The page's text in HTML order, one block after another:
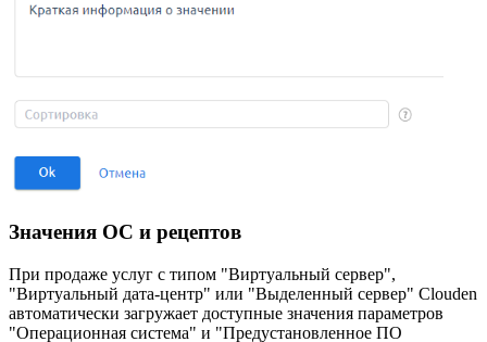
Значения ОС и рецептов
При продаже услуг с типом "Виртуальный сервер",
"Виртуальный дата-центр" или "Выделенный сервер" Clouden
автоматически загружает доступные значения параметров
"Операционная система" и "Предустановленное ПО